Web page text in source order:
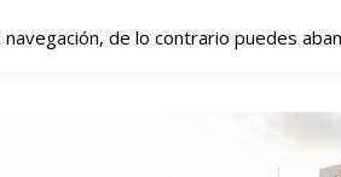
–
de lo contrario puedes